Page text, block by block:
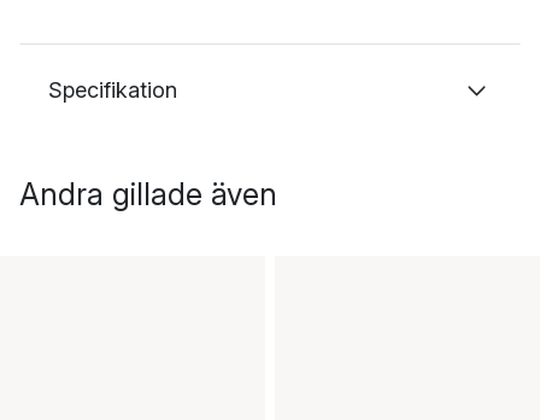
Specifikation
Andra gillade även